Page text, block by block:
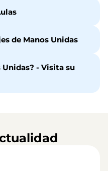
de Manos Unidas
- Visita su